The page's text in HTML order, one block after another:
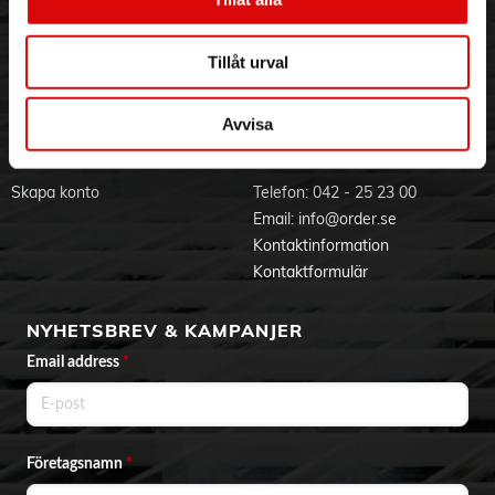
Tillåt urval
Avvisa
Visselblåsning
Varumärken
Godsefterlysning & Felleverans
Om cookies
BLI KUND
Skapa konto
KONTAKTA OSS
Telefon: 042 - 25 23 00
Email: info@order.se
Kontaktinformation
Kontaktformulär
NYHETSBREV & KAMPANJER
Email address *
Företagsnamn*